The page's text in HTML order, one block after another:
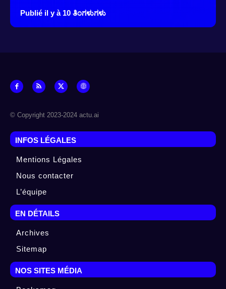
Publié il y à 10 ತಿಂಗಳುಗಳು
© Copyright 2023-2024 actu.ai
INFOS LÉGALES
Mentions Légales
Nous contacter
L’équipe
EN DÉTAILS
Archives
Sitemap
NOS SITES MÉDIA